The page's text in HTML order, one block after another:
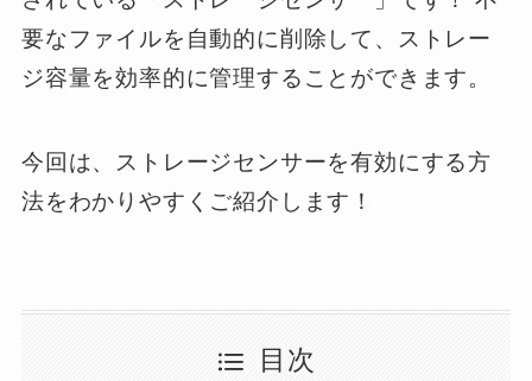
要なファイルを自動的に削除して、ストレー
ジ容量を効率的に管理することができます。
今回は、ストレージセンサーを有効にする方
法をわかりやすくご紹介します！
目次